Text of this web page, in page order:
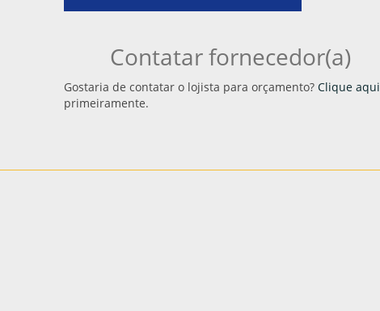
Contatar fornecedor(a)
Gostaria de contatar o lojista para orçamento? Clique aqui
primeiramente.